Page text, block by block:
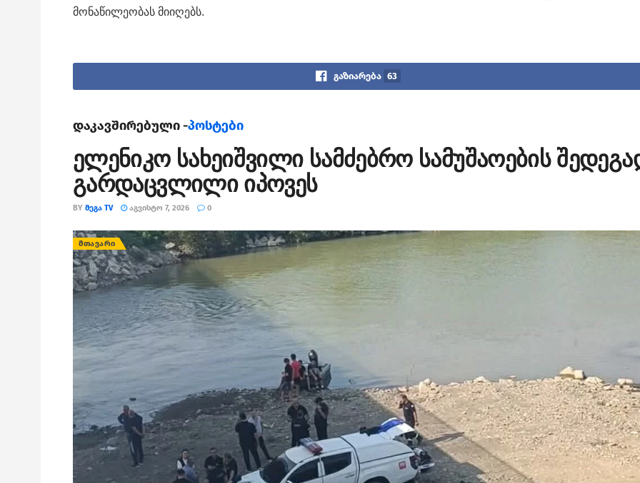
მონაწილეობას მიიღებს.
გაზიარება 63
დაკავშირებული -პოსტები
ელენიკო სახეიშვილი სამძებრო სამუშაოების
გარდაცვლილი იპოვეს
BY ᲛᲔᲒᲐ TV ᲐᲒᲕᲘᲡᲢᲝ 7, 2026 0
ᲛᲗᲐᲕᲐᲠᲘ